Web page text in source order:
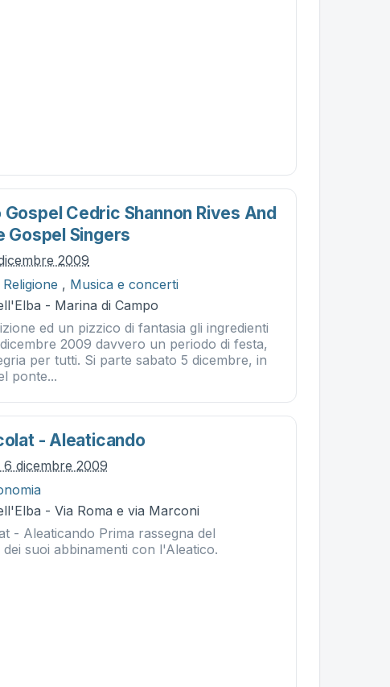
Cedric Shannon Rives And
Gospel Singers
2009
Religione , Musica e concerti
- Marina di Campo
ed un pizzico di fantasia gli ingredienti
2009 davvero un periodo di festa,
per tutti. Si parte sabato 5 dicembre, in
ponte...
- Aleaticando
6 dicembre 2009
- Via Roma e via Marconi
- Aleaticando Prima rassegna del
suoi abbinamenti con l'Aleatico.